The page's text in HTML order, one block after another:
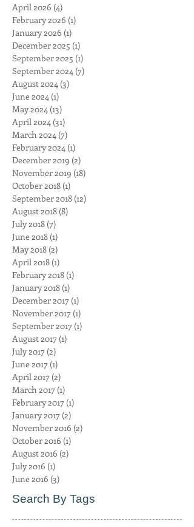
April 2026 (4)
February 2026 (1)
January 2026 (1)
December 2025 (1)
September 2025 (1)
September 2024 (7)
August 2024 (3)
June 2024 (1)
May 2024 (13)
April 2024 (31)
March 2024 (7)
February 2024 (1)
December 2019 (2)
November 2019 (18)
October 2018 (1)
September 2018 (12)
August 2018 (8)
July 2018 (7)
June 2018 (1)
May 2018 (2)
April 2018 (1)
February 2018 (1)
January 2018 (1)
December 2017 (1)
November 2017 (1)
September 2017 (1)
August 2017 (1)
July 2017 (2)
June 2017 (1)
April 2017 (2)
March 2017 (1)
February 2017 (1)
January 2017 (2)
November 2016 (2)
October 2016 (1)
August 2016 (2)
July 2016 (1)
June 2016 (3)
Search By Tags